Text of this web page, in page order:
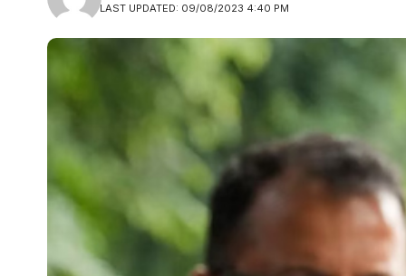
LAST UPDATED: 09/08/2023 4:40 PM